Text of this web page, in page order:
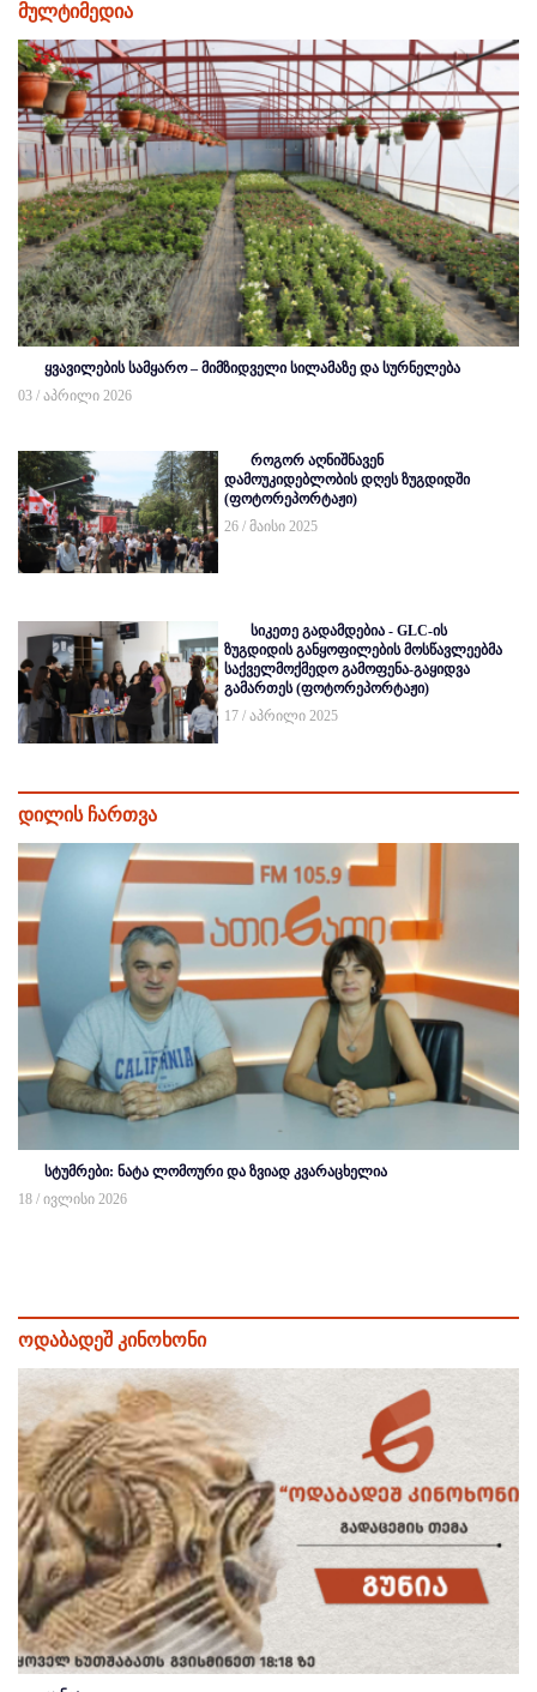
მულტიმედია
ყვავილების სამყარო – მიმზიდველი სილამაზე და სურნელება
03 / აპრილი 2026
როგორ აღნიშნავენ
დამოუკიდებლობის დღეს ზუგდიდში
(ფოტორეპორტაჟი)
26 / მაისი 2025
სიკეთე გადამდებია - GLC-ის
ზუგდიდის განყოფილების მოსწავლეებმა
საქველმოქმედო გამოფენა-გაყიდვა
გამართეს (ფოტორეპორტაჟი)
17 / აპრილი 2025
დილის ჩართვა
სტუმრები: ნატა ლომოური და ზვიად კვარაცხელია
18 / ივლისი 2026
ოდაბადეშ კინოხონი